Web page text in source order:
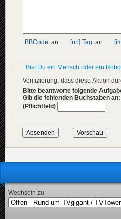
BBCode: an [url] Tag: an
Bist Du ein Mensch oder ein
Verifizierung, dass diese Aktion
Bitte beantworte folgende
Gib die fehlenden Buchstaben
(Pflichtfeld)
Wechseln zu